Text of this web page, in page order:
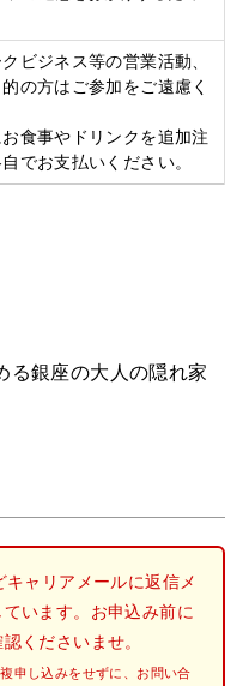
ビジネス等の営業活動、
の方はご参加をご遠慮く
食事やドリンクを追加注
でお支払いください。
る銀座の大人の隠れ家
キャリアメールに返信メ
います。お申込み前に
くださいませ。
申し込みをせずに、お問い合